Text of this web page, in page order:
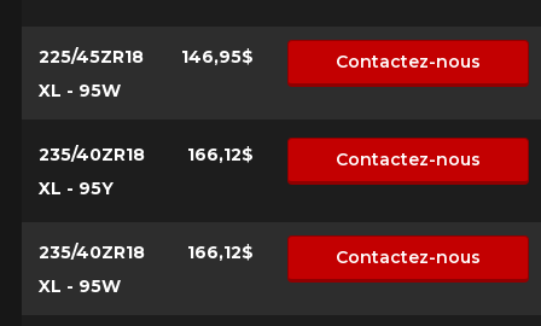
225/45ZR18
XL - 95W
146,95$ Contactez-nous
235/40ZR18
XL - 95Y
166,12$ Contactez-nous
235/40ZR18
XL - 95W
166,12$ Contactez-nous